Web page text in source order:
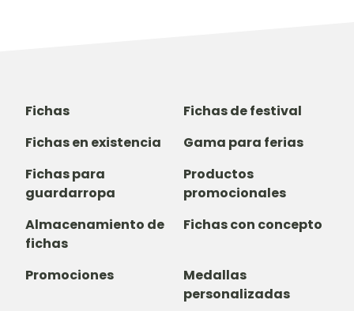
Fichas
Fichas de festival
Fichas en existencia
Gama para ferias
Fichas para
guardarropa
Productos
promocionales
Almacenamiento de
fichas
Fichas con concepto
Promociones
Medallas
personalizadas